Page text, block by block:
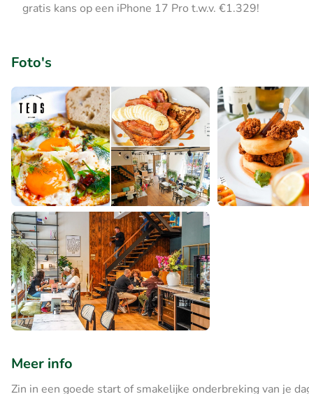
gratis kans op een iPhone 17 Pro t.w.v. €1.329!
Foto's
Meer info
Zin in een goede start of smakelijke onderbreking van je